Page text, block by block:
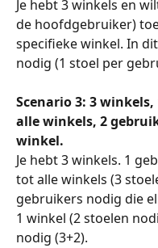
Je hebt 3 winkels en
de hoofdgebruiker)
specifieke winkel. In
nodig (1 stoel per
Scenario 3: 3
alle winkels, 2
winkel.
Je hebt 3 winkels. 1
tot alle winkels (3
gebruikers nodig die
1 winkel (2 stoelen
nodig (3+2).